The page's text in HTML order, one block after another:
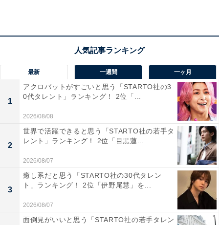
正社員として働いているのでもったいない
しかし、男性は今でも同じ職場で働いており、辞めては
いないそうです。
最新 一週間 一ヶ月
1
アクロバットがすごいと思う「STARTO社の3
0代タレント」ランキング！ 2位「...
2026/08/08
2
世界で活躍できると思う「STARTO社の若手タ
レント」ランキング！ 2位「目黒蓮...
2026/08/07
3
癒し系だと思う「STARTO社の30代タレン
ト」ランキング！ 2位「伊野尾慧」を...
2026/08/07
面倒見がいいと思う「STARTO社の若手タレン